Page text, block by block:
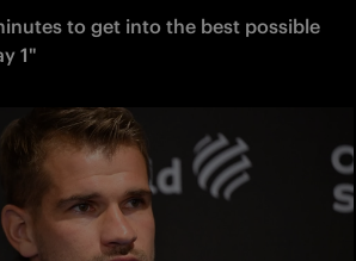
to get into the best possible
1"